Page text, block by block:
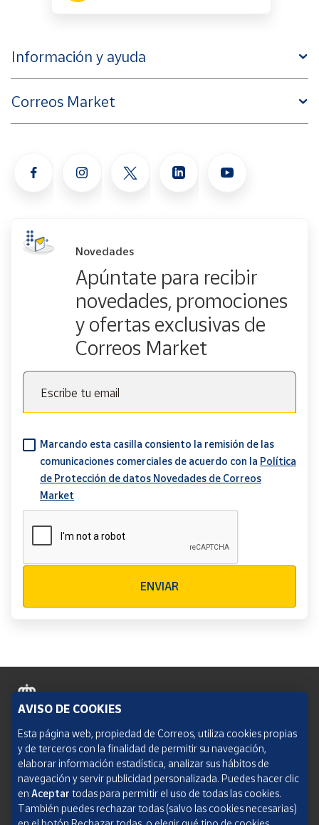
Información y ayuda
Correos Market
Novedades
Apúntate para recibir
novedades, promociones
y ofertas exclusivas de
Correos Market
Escribe tu email
Marcando esta casilla consiento la remisión de las
comunicaciones comerciales de acuerdo con la Política
de Protección de datos Novedades de Correos
Market
ENVIAR
Política de cookies
Aviso legal
Condiciones del servicio
Política de Privacidad Web
AVISO DE COOKIES
Esta página web, propiedad de Correos, utiliza cookies propias
y de terceros con la finalidad de permitir su navegación,
elaborar información estadística, analizar sus hábitos de
navegación y servir publicidad personalizada. Puedes hacer clic
en Aceptar todas para permitir el uso de todas las cookies.
También puedes rechazar todas (salvo las cookies necesarias)